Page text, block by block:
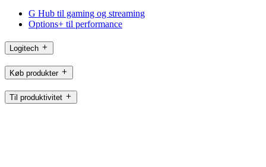
G Hub til gaming og streaming
Options+ til performance
Logitech
Køb produkter
Til produktivitet